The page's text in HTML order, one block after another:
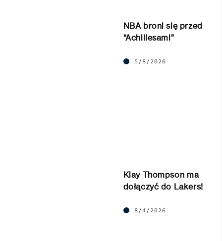
NBA broni się przed
“Achillesami”
5/8/2026
Klay Thompson ma
dołączyć do Lakers!
8/4/2026